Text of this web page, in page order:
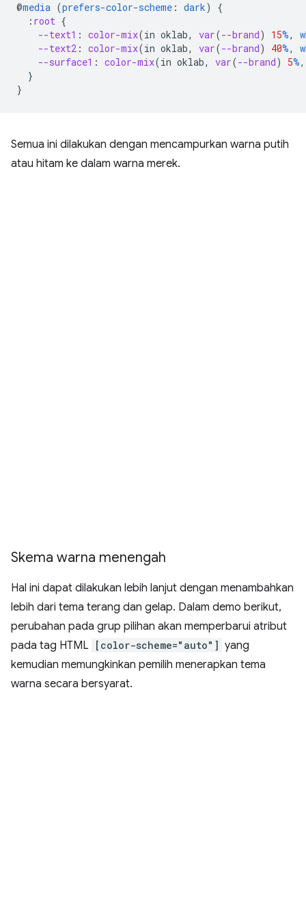
@media (prefers-color-scheme : dark)
{
: root {
--text1 : color-mix(in oklab, var(--brand) 15%,
--text2 : color-mix(in oklab, var(--brand) 40%,
--surface1 : color-mix(in oklab, var(--brand) 5%,
}
}
Semua ini dilakukan dengan mencampurkan warna putih
atau hitam ke dalam warna merek.
Skema warna menengah
Hal ini dapat dilakukan lebih lanjut dengan menambahkan
lebih dari tema terang dan gelap. Dalam demo berikut,
perubahan pada grup pilihan akan memperbarui atribut
pada tag HTML
[color-scheme="auto"]
yang
kemudian memungkinkan pemilih menerapkan tema
warna secara bersyarat.